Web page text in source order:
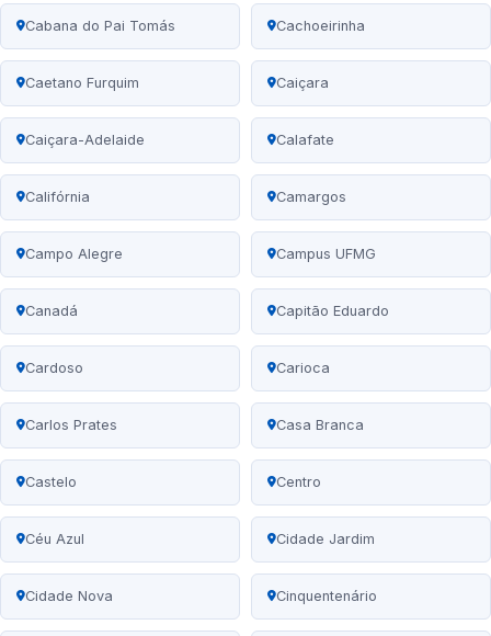
Cabana do Pai Tomás Cachoeirinha
Caetano Furquim Caiçara
Caiçara-Adelaide Calafate
Califórnia Camargos
Campo Alegre Campus UFMG
Canadá Capitão Eduardo
Cardoso Carioca
Carlos Prates Casa Branca
Castelo Centro
Céu Azul Cidade Jardim
Cidade Nova Cinquentenário